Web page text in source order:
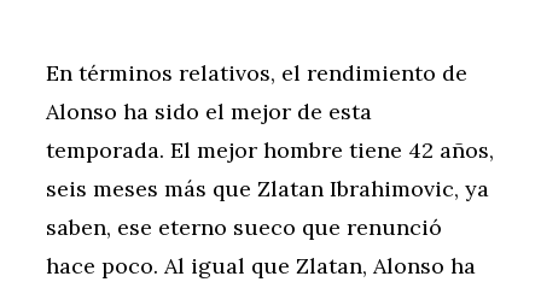
En términos relativos, el rendimiento de
Alonso ha sido el mejor de esta
temporada. El mejor hombre tiene 42 años,
seis meses más que Zlatan Ibrahimovic, ya
saben, ese eterno sueco que renunció
hace poco. Al igual que Zlatan, Alonso ha